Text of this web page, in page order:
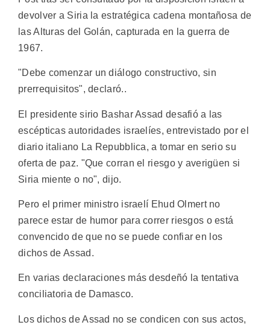
devolver a Siria la estratégica cadena montañosa de
las Alturas del Golán, capturada en la guerra de
1967.
"Debe comenzar un diálogo constructivo, sin
prerrequisitos", declaró..
El presidente sirio Bashar Assad desafió a las
escépticas autoridades israelíes, entrevistado por el
diario italiano La Repubblica, a tomar en serio su
oferta de paz. "Que corran el riesgo y averigüen si
Siria miente o no", dijo.
Pero el primer ministro israelí Ehud Olmert no
parece estar de humor para correr riesgos o está
convencido de que no se puede confiar en los
dichos de Assad.
En varias declaraciones más desdeñó la tentativa
conciliatoria de Damasco.
Los dichos de Assad no se condicen con sus actos,